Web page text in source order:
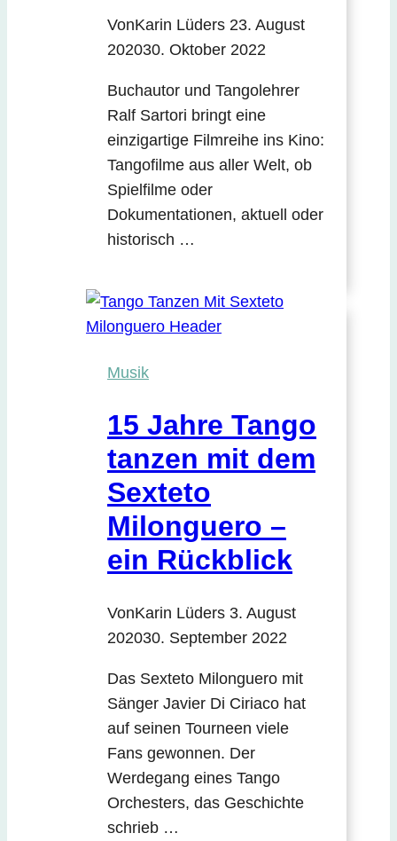
VonKarin Lüders 23. August
202030. Oktober 2022
Buchautor und Tangolehrer
Ralf Sartori bringt eine
einzigartige Filmreihe ins Kino:
Tangofilme aus aller Welt, ob
Spielfilme oder
Dokumentationen, aktuell oder
historisch …
Musik
15 Jahre Tango
tanzen mit dem
Sexteto
Milonguero –
ein Rückblick
VonKarin Lüders 3. August
202030. September 2022
Das Sexteto Milonguero mit
Sänger Javier Di Ciriaco hat
auf seinen Tourneen viele
Fans gewonnen. Der
Werdegang eines Tango
Orchesters, das Geschichte
schrieb …